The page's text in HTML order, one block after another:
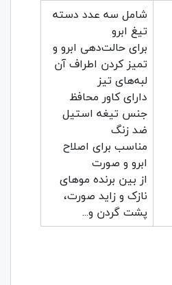
شامل سه عدد دسته
تیغ ابرو
برای حالت‌دهی ابرو و
تمیز کردن اطراف آن
لبه‌های تیز
دارای کاور محافظ
جنس تیغه استیل
ضد زنگ
مناسب برای اصلاح
ابرو و صورت
از بین برنده مو‌های
نازک و زاید صورت،
پشت گردن و...